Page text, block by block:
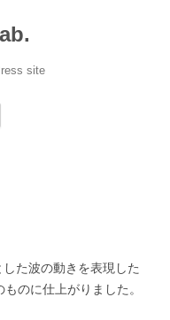
site
た波の動きを表現した
のに仕上がりました。